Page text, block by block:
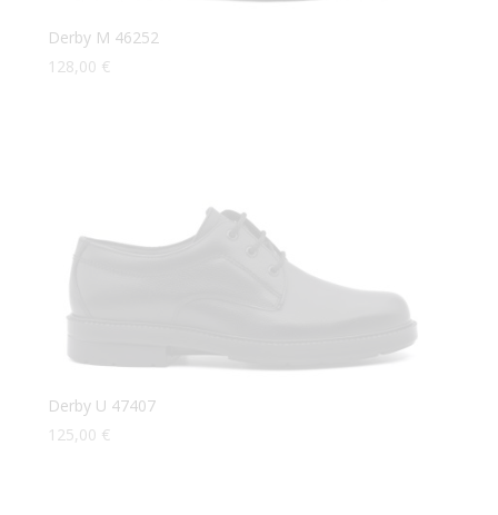
Derby M 46252
128,00 €
Derby U 47407
125,00 €